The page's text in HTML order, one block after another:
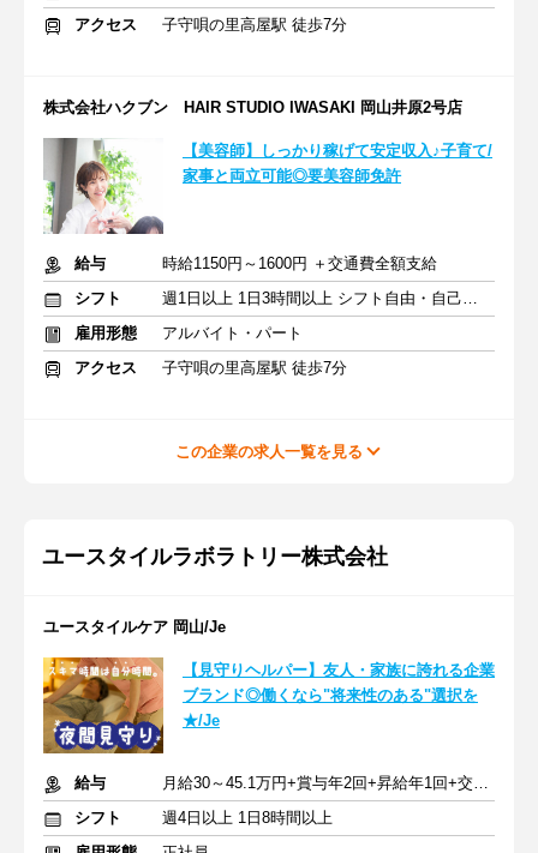
アクセス
子守唄の里高屋駅 徒歩7分
株式会社ハクブン HAIR STUDIO IWASAKI 岡山井原2号店
【美容師】しっかり稼げて安定収入♪子育て/
家事と両立可能◎要美容師免許
給与
時給1150円～1600円 ＋交通費全額支給
シフト
週1日以上 1日3時間以上 シフト自由・自己申告
雇用形態
アルバイト・パート
アクセス
子守唄の里高屋駅 徒歩7分
この企業の求人一覧を見る
ユースタイルラボラトリー株式会社
ユースタイルケア 岡山/Je
【見守りヘルパー】友人・家族に誇れる企業
ブランド◎働くなら"将来性のある"選択を
★/Je
給与
月給30～45.1万円+賞与年2回+昇給年1回+交通費全額
シフト
週4日以上 1日8時間以上